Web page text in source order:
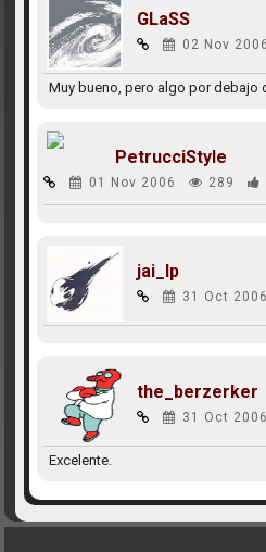
GLaSS
02 Nov 2006
Muy bueno, pero algo por debajo
PetrucciStyle
01 Nov 2006 289
jai_lp
31 Oct 2006
the_berzerker
31 Oct 2006
Excelente.